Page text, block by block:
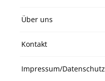
Über uns
Kontakt
Impressum/Datenschutz